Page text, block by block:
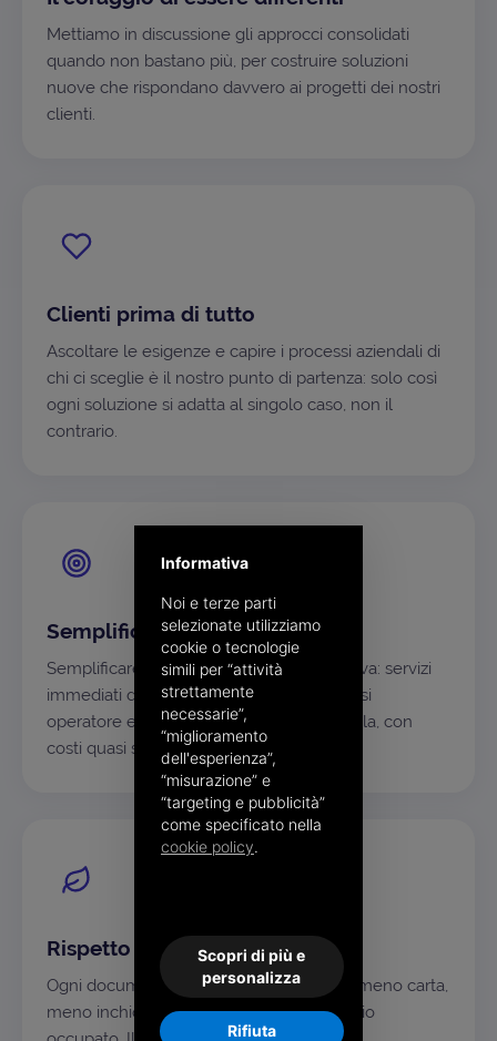
Mettiamo in discussione gli approcci consolidati
quando non bastano più, per costruire soluzioni
nuove che rispondano davvero ai progetti dei nostri
clienti.
Clienti prima di tutto
Ascoltare le esigenze e capire i processi aziendali di
chi ci sceglie è il nostro punto di partenza: solo così
ogni soluzione si adatta al singolo caso, non il
contrario.
Semplificare, sempre
Semplificare è la nostra ossessione positiva: servizi
immediati da usare, alla portata di qualsiasi
operatore e sostenibili anche su larga scala, con
costi quasi solo variabili.
Rispetto per l'ambiente
Ogni documento non stampato significa meno carta,
meno inchiostro, meno CO₂ e meno spazio
Informativa
Noi e terze parti
selezionate utilizziamo
cookie o tecnologie
simili per “attività
strettamente
necessarie”,
“miglioramento
dell'esperienza”,
“misurazione” e
“targeting e pubblicità”
come specificato nella
cookie policy.
Scopri di più e
personalizza
Rifiuta